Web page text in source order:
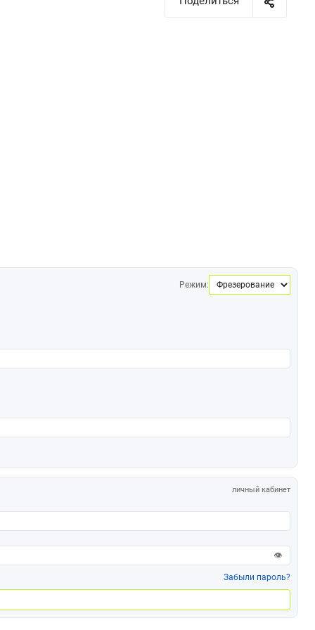
Режим:
личный кабинет
👁
Забыли пароль?